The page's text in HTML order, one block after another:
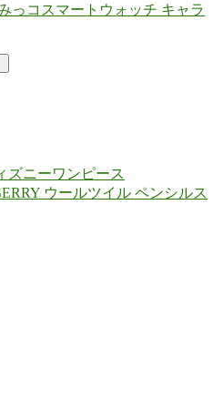
っコスマートウォッチ キャラ
ズニーワンピース
ウールツイル ペンシルス